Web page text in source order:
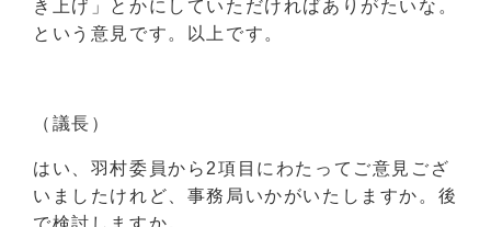
き上げ」とかにしていただければありがたいな。
という意見です。以上です。
（議長）
はい、羽村委員から2項目にわたってご意見ござ
いましたけれど、事務局いかがいたしますか。後
で検討しますか。